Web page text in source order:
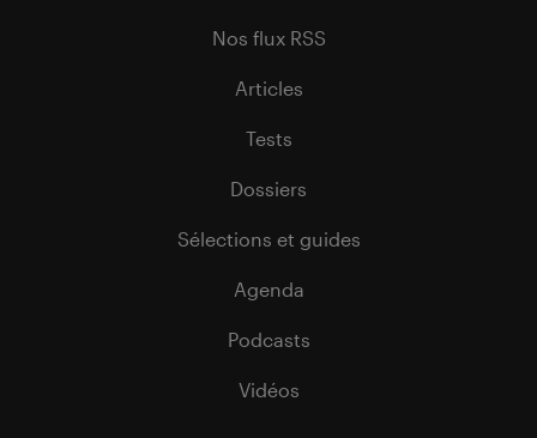
Nos flux RSS
Articles
Tests
Dossiers
Sélections et guides
Agenda
Podcasts
Vidéos